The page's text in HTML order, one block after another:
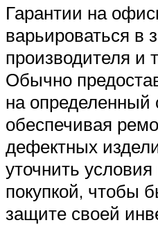
Гарантии на
варьироваться в
производителя и
Обычно
на определенный
обеспечивая
дефектных
уточнить
покупкой, чтобы
защите своей